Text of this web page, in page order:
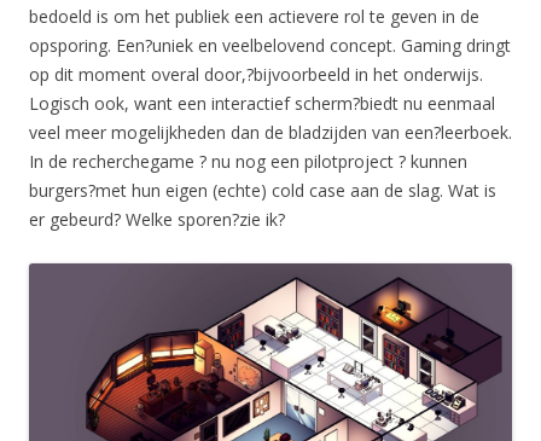
bedoeld is om het publiek een actievere rol te geven in de
opsporing. Een?uniek en veelbelovend concept. Gaming dringt
op dit moment overal door,?bijvoorbeeld in het onderwijs.
Logisch ook, want een interactief scherm?biedt nu eenmaal
veel meer mogelijkheden dan de bladzijden van een?leerboek.
In de recherchegame ? nu nog een pilotproject ? kunnen
burgers?met hun eigen (echte) cold case aan de slag. Wat is
er gebeurd? Welke sporen?zie ik?